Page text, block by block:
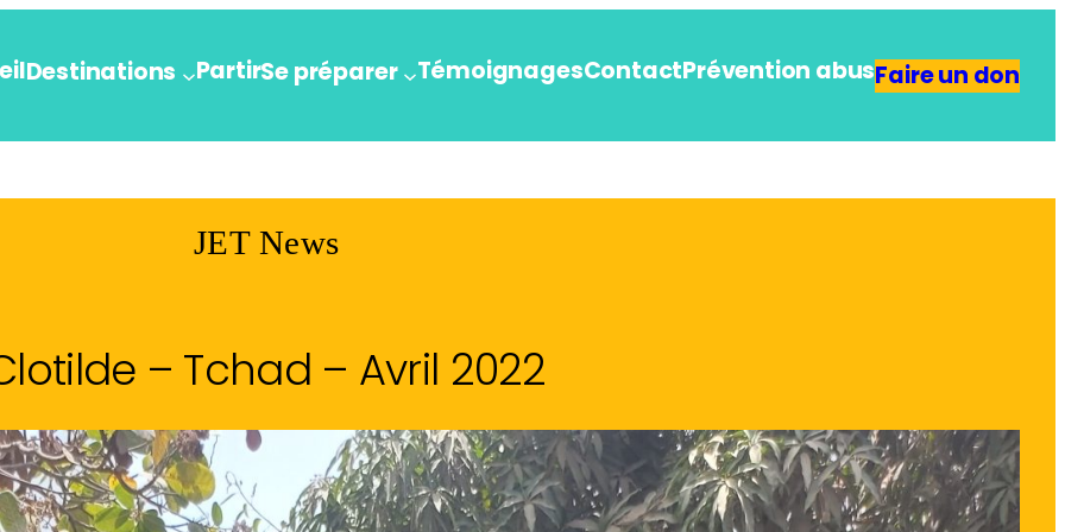
Destinations PartirSe préparer TémoignagesContactPrévention abusFaire un don
JET News
– Tchad – Avril 2022